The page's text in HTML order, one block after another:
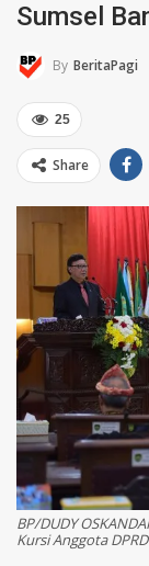
Sumsel
By BeritaPagi
25
Share
BP/DUDY
Kursi Anggota